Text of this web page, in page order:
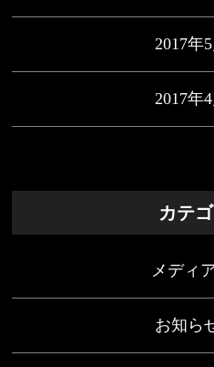
2017年5
2017年4
カテ
メディ
お知ら